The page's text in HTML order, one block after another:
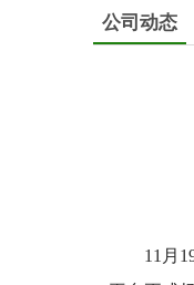
公司动态
11月